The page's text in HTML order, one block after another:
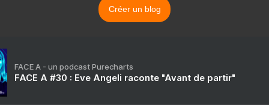
Créer un blog
FACE A - un podcast Purecharts
FACE A #30 : Eve Angeli raconte "Avant de partir"